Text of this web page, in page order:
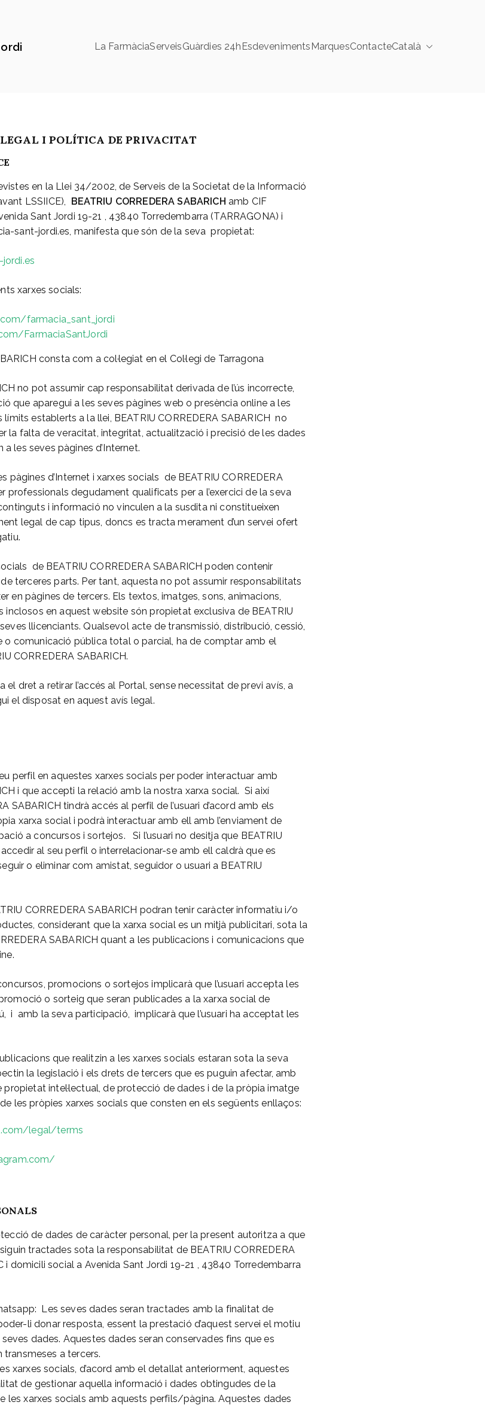
La FarmàciaServeisGuàrdies 24hEsdevenimentsMarquesContacteCatalà
I POLÍTICA DE PRIVACITAT
en la Llei 34/2002, de Serveis de la Societat de la Informació
LSSIICE), BEATRIU CORREDERA SABARICH amb CIF
Sant Jordi 19-21 , 43840 Torredembarra (TARRAGONA) i
sant-jordi.es, manifesta que són de la seva propietat:
xarxes socials:
farmacia_sant_jordi
FarmaciaSantJordi
consta com a col·legiat en el Col·legi de Tarragona
no pot assumir cap responsabilitat derivada de l’ús incorrecte,
que aparegui a les seves pàgines web o presència online a les
establerts a la llei, BEATRIU CORREDERA SABARICH no
la falta de veracitat, integritat, actualització i precisió de les dades
les seves pàgines d’Internet.
pàgines d’Internet i xarxes socials de BEATRIU CORREDERA
professionals degudament qualificats per a l’exercici de la seva
i informació no vinculen a la susdita ni constitueixen
legal de cap tipus, doncs es tracta merament d’un servei ofert
de BEATRIU CORREDERA SABARICH poden contenir
terceres parts. Per tant, aquesta no pot assumir responsabilitats
en pàgines de tercers. Els textos, imatges, sons, animacions,
en aquest website són propietat exclusiva de BEATRIU
llicenciants. Qualsevol acte de transmissió, distribució, cessió,
comunicació pública total o parcial, ha de comptar amb el
CORREDERA SABARICH.
el dret a retirar l’accés al Portal, sense necessitat de previ avís, a
el disposat en aquest avís legal.
perfil en aquestes xarxes socials per poder interactuar amb
i que accepti la relació amb la nostra xarxa social. Si així
SABARICH tindrà accés al perfil de l’usuari d’acord amb els
xarxa social i podrà interactuar amb ell amb l’enviament de
a concursos i sortejos. Si l’usuari no desitja que BEATRIU
al seu perfil o interrelacionar-se amb ell caldrà que es
o eliminar com amistat, seguidor o usuari a BEATRIU
CORREDERA SABARICH podran tenir caràcter informatiu i/o
considerant que la xarxa social es un mitjà publicitari, sota la
SABARICH quant a les publicacions i comunicacions que
promocions o sortejos implicarà que l’usuari accepta les
o sorteig que seran publicades a la xarxa social de
i amb la seva participació, implicarà que l’usuari ha acceptat les
que realitzin a les xarxes socials estaran sota la seva
la legislació i els drets de tercers que es puguin afectar, amb
intel·lectual, de protecció de dades i de la pròpia imatge
les pròpies xarxes socials que consten en els següents enllaços:
legal/terms
de dades de caràcter personal, per la present autoritza a que
tractades sota la responsabilitat de BEATRIU CORREDERA
i domicili social a Avenida Sant Jordi 19-21 , 43840 Torredembarra
Les seves dades seran tractades amb la finalitat de
li donar resposta, essent la prestació d’aquest servei el motiu
dades. Aquestes dades seran conservades fins que es
transmeses a tercers.
xarxes socials, d’acord amb el detallat anteriorment, aquestes
de gestionar aquella informació i dades obtingudes de la
les xarxes socials amb aquests perfils/pàgina. Aquestes dades